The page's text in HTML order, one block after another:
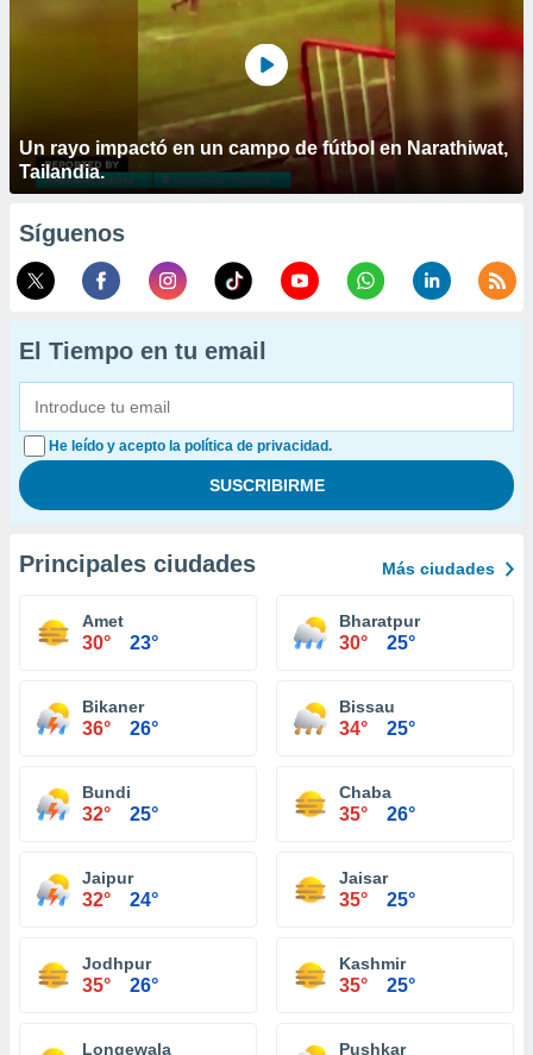
Un rayo impactó en un campo de fútbol en Narathiwat,
Tailandia.
Síguenos
El Tiempo en tu email
He leído y acepto la política de privacidad.
Principales ciudades Más ciudades
Amet
30° 23°
Bharatpur
30° 25°
Bikaner
36° 26°
Bissau
34° 25°
Bundi
32° 25°
Chaba
35° 26°
Jaipur
32° 24°
Jaisar
35° 25°
Jodhpur
35° 26°
Kashmir
35° 25°
Longewala Pushkar